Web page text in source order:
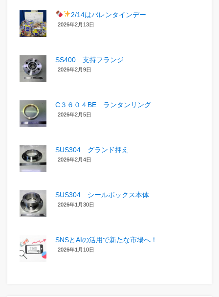
2/14はバレンタインデー
2026年2月13日
SS400 支持フランジ
2026年2月9日
C３６０４BE ランタンリング
2026年2月5日
SUS304 グランド押え
2026年2月4日
SUS304 シールボックス本体
2026年1月30日
SNSとAIの活用で新たな市場へ！
2026年1月10日